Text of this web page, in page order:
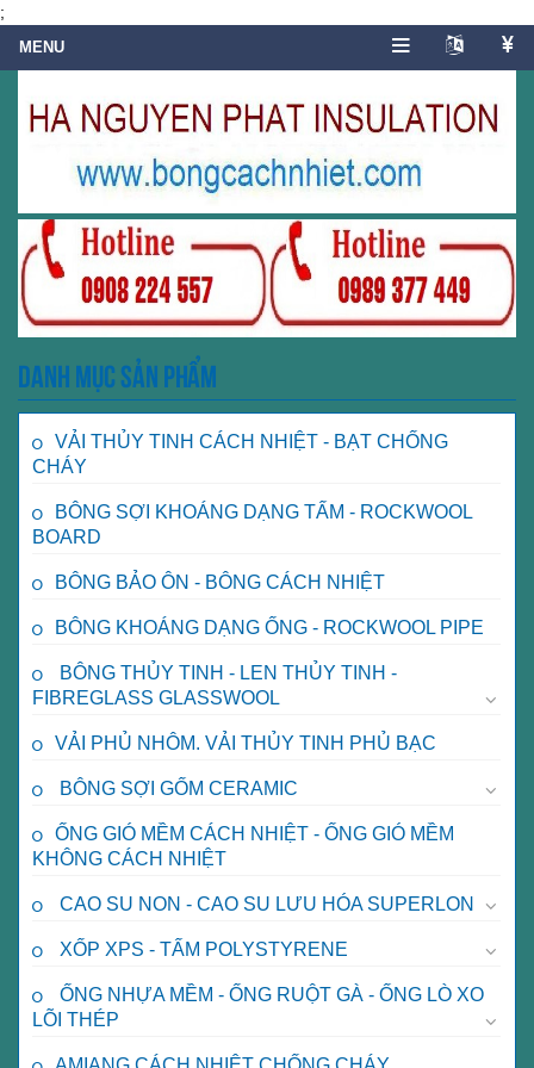
;
Danh mục sản phẩm
VẢI THỦY TINH CÁCH NHIỆT - BẠT CHỐNG
CHÁY
BÔNG SỢI KHOÁNG DẠNG TẤM - ROCKWOOL
BOARD
BÔNG BẢO ÔN - BÔNG CÁCH NHIỆT
BÔNG KHOÁNG DẠNG ỐNG - ROCKWOOL PIPE
BÔNG THỦY TINH - LEN THỦY TINH -
FIBREGLASS GLASSWOOL
VẢI PHỦ NHÔM. VẢI THỦY TINH PHỦ BẠC
BÔNG SỢI GỐM CERAMIC
ỐNG GIÓ MỀM CÁCH NHIỆT - ỐNG GIÓ MỀM
KHÔNG CÁCH NHIỆT
CAO SU NON - CAO SU LƯU HÓA SUPERLON
XỐP XPS - TẤM POLYSTYRENE
ỐNG NHỰA MỀM - ỐNG RUỘT GÀ - ỐNG LÒ XO
LÕI THÉP